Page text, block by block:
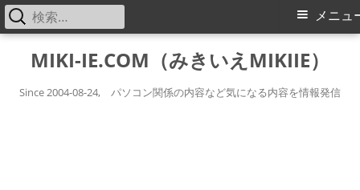
MIKI-IE.COM（みきいえMIKIIE）
Since 2004-08-24, パソコン関係の内容など気になる内容を情報発信
メ
メニュ
検
索: